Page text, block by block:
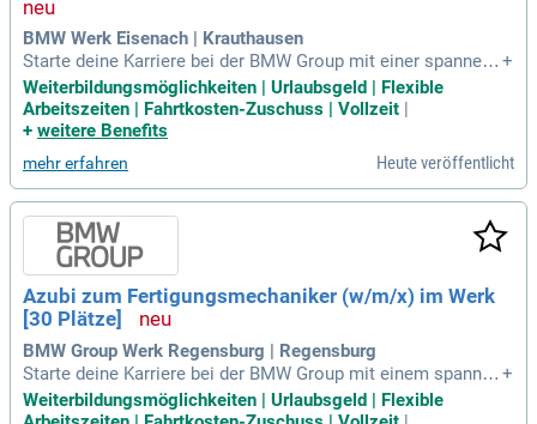
BMW Werk Eisenach | Krauthausen
Starte deine Karriere bei der BMW Group mit einer spannend
en Ausbildung, die mindestens einen Hauptschulabschluss
erfordert. Die dreijährige Ausbildungsdauer beginnt am 30.
August 2027. Wir setzen auf Chancengleichheit und basiere
t der Bewerber:innen. Freue dich auf eine attraktive Vergütu
ng, Weihnachts- und Urlaubsgeld sowie hervorragende Über
nahmechancen. Zusätzlich bieten wir zahlreiche Entwicklun
gsmöglichkeiten, flexible Arbeitszeiten und vielfältige Mitar
beitervorteile, wie vergünstigte Azubi-Wohnheime in Münch
en. Informiere dich jetzt auf bmw.jobs/waswirbieten über un
ser Angebot!
+
Weiterbildungsmöglichkeiten | Urlaubsgeld | Flexible
Arbeitszeiten | Fahrtkosten-Zuschuss | Vollzeit
+ weitere Benefits
mehr erfahren Heute veröffentlicht
Azubi zum Fertigungsmechaniker (w/m/x) im Werk
[30 Plätze]
BMW Group Werk Regensburg | Regensburg
Starte deine Karriere bei der BMW Group mit einem spannen
den Ausbildungsplatz ab dem 01.09.2027. Wir suchen teamf
ähige Bewerber:innen mit Interesse an Geometrie und guten
+
Weiterbildungsmöglichkeiten | Urlaubsgeld | Flexible